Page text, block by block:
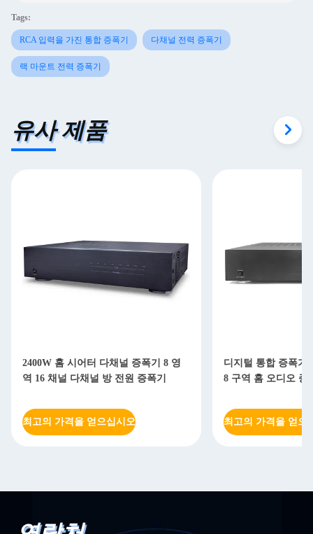
Tags:
RCA 입력을 가진 통합 증폭기 다채널 전력 증폭기
랙 마운트 전력 증폭기
유사 제품
2400W 홈 시어터 다채널 증폭기 8 영
역 16 채널 다채널 방 전원 증폭기
최고의 가격을 얻으십시오
디지털 통합 증폭기
8 구역 홈 오디오 증
최고의 가격을 얻으